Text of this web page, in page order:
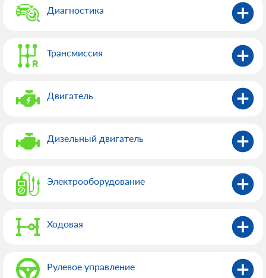
Диагностика
Трансмиссия
Двигатель
Дизельный двигатель
Электрооборудованиe
Ходовая
Рулевое управление